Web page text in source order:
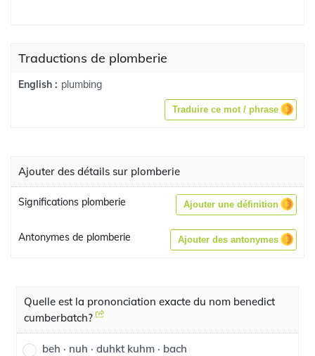
Traductions de plomberie
English : plumbing
Traduire ce mot / phrase
Ajouter des détails sur plomberie
Significations plomberie Ajouter une définition
Antonymes de plomberie Ajouter des antonymes
Quelle est la prononciation exacte du nom benedict
cumberbatch?
beh · nuh · duhkt kuhm · bach